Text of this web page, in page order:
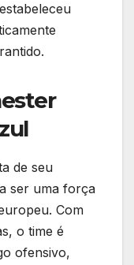
de seu
ser uma força
Com
o time é
ofensivo,